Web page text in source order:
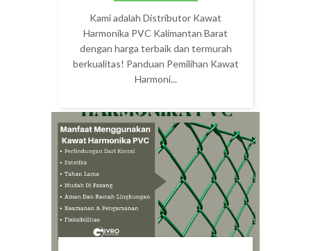
Kami adalah Distributor Kawat
Harmonika PVC Kalimantan Barat
dengan harga terbaik dan termurah
berkualitas! Panduan Pemilihan Kawat
Harmoni...